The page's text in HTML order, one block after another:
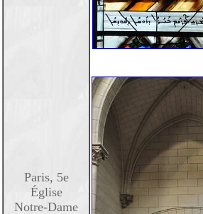
Paris, 5e
Église
Notre-Dame